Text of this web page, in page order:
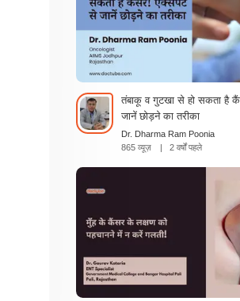
तंबाकू व गुटखा से हो सकता है
जानें छोड़ने का तरीका
Dr. Dharma Ram Poonia
865 व्यूज़
| 2 वर्षों पहले